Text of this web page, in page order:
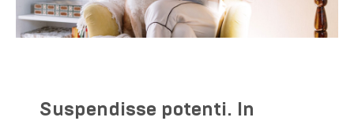
Suspendisse potenti. In